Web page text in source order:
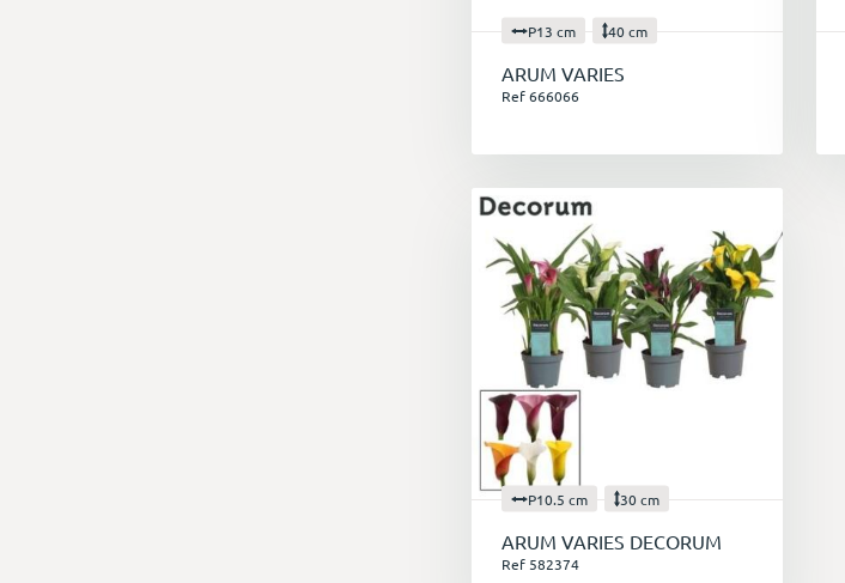
P13 cm 40 cm
ARUM VARIES
Ref 666066
P10.5 cm 30 cm
ARUM VARIES DECORUM
Ref 582374